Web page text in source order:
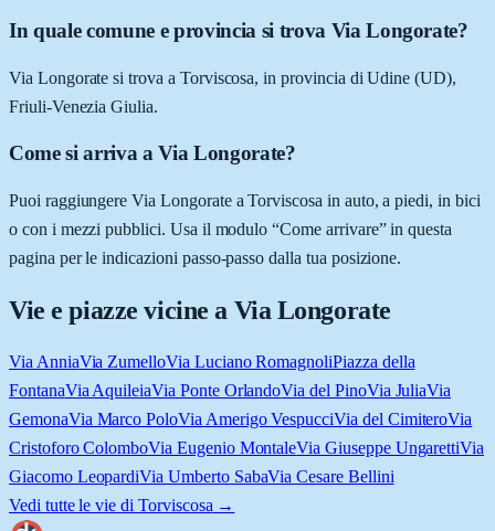
In quale comune e provincia si trova Via Longorate?
Via Longorate si trova a Torviscosa, in provincia di Udine (UD),
Friuli-Venezia Giulia.
Come si arriva a Via Longorate?
Puoi raggiungere Via Longorate a Torviscosa in auto, a piedi, in bici
o con i mezzi pubblici. Usa il modulo “Come arrivare” in questa
pagina per le indicazioni passo-passo dalla tua posizione.
Vie e piazze vicine a Via Longorate
Via AnniaVia ZumelloVia Luciano RomagnoliPiazza della
FontanaVia AquileiaVia Ponte OrlandoVia del PinoVia JuliaVia
GemonaVia Marco PoloVia Amerigo VespucciVia del CimiteroVia
Cristoforo ColomboVia Eugenio MontaleVia Giuseppe UngarettiVia
Giacomo LeopardiVia Umberto SabaVia Cesare Bellini
Vedi tutte le vie di Torviscosa →